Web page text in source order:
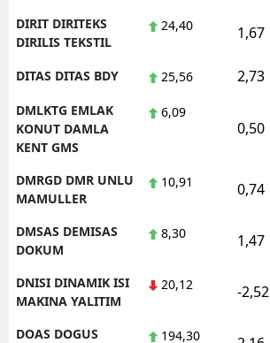
DIRIT DIRITEKS
DIRILIS TEKSTIL
24,40 1,67
DITAS DITAS BDY 25,56 2,73
DMLKTG EMLAK
KONUT DAMLA
KENT GMS
6,09
0,50
DMRGD DMR UNLU
MAMULLER
10,91 0,74
DMSAS DEMISAS
DOKUM
8,30 1,47
DNISI DINAMIK ISI
MAKINA YALITIM
20,12 -2,52
DOAS DOGUS
194,30